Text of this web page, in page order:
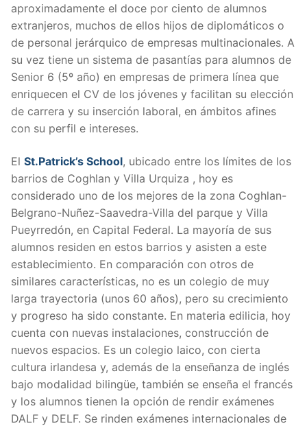
aproximadamente el doce por ciento de alumnos
extranjeros, muchos de ellos hijos de diplomáticos o
de personal jerárquico de empresas multinacionales. A
su vez tiene un sistema de pasantías para alumnos de
Senior 6 (5º año) en empresas de primera línea que
enriquecen el CV de los jóvenes y facilitan su elección
de carrera y su inserción laboral, en ámbitos afines
con su perfil e intereses.
El St.Patrick’s School, ubicado entre los límites de los
barrios de Coghlan y Villa Urquiza , hoy es
considerado uno de los mejores de la zona Coghlan-
Belgrano-Nuñez-Saavedra-Villa del parque y Villa
Pueyrredón, en Capital Federal. La mayoría de sus
alumnos residen en estos barrios y asisten a este
establecimiento. En comparación con otros de
similares características, no es un colegio de muy
larga trayectoria (unos 60 años), pero su crecimiento
y progreso ha sido constante. En materia edilicia, hoy
cuenta con nuevas instalaciones, construcción de
nuevos espacios. Es un colegio laico, con cierta
cultura irlandesa y, además de la enseñanza de inglés
bajo modalidad bilingüe, también se enseña el francés
y los alumnos tienen la opción de rendir exámenes
DALF y DELF. Se rinden exámenes internacionales de